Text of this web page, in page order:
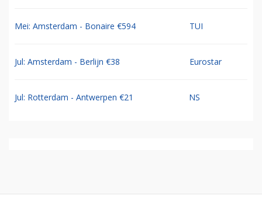
Mei: Amsterdam - Bonaire €594 TUI
Jul: Amsterdam - Berlijn €38 Eurostar
Jul: Rotterdam - Antwerpen €21 NS